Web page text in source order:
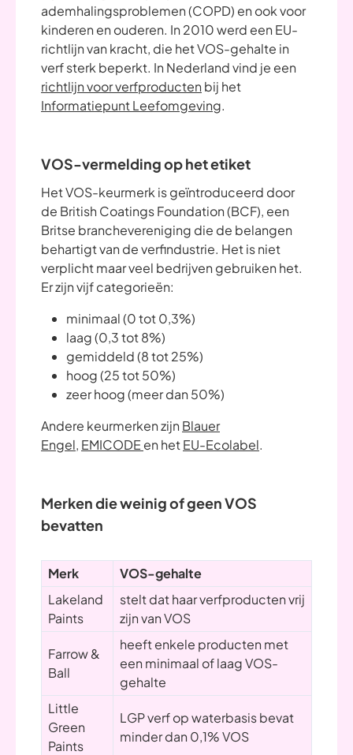
ademhalingsproblemen (COPD) en ook voor
kinderen en ouderen. In 2010 werd een EU-
richtlijn van kracht, die het VOS-gehalte in
verf sterk beperkt. In Nederland vind je een
richtlijn voor verfproducten bij het
Informatiepunt Leefomgeving.
VOS-vermelding op het etiket
Het VOS-keurmerk is geïntroduceerd door
de British Coatings Foundation (BCF), een
Britse branchevereniging die de belangen
behartigt van de verfindustrie. Het is niet
verplicht maar veel bedrijven gebruiken het.
Er zijn vijf categorieën:
minimaal (0 tot 0,3%)
laag (0,3 tot 8%)
gemiddeld (8 tot 25%)
hoog (25 tot 50%)
zeer hoog (meer dan 50%)
Andere keurmerken zijn Blauer
Engel, EMICODE en hetEU-Ecolabel.
Merken die weinig of geen VOS
bevatten
Merk
VOS-gehalte
Lakeland
Paints
stelt dat haar verfproducten vrij
zijn van VOS
Farrow &
Ball
heeft enkele producten met
een minimaal of laag VOS-
gehalte
Little
Green
Paints
LGP verf op waterbasis bevat
minder dan 0,1% VOS